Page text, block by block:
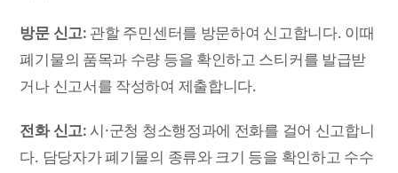
방문 신고: 관할 주민센터를 방문하여 신고합니다. 이때
폐기물의 품목과 수량 등을 확인하고 스티커를 발급받
거나 신고서를 작성하여 제출합니다.
전화 신고: 시·군청 청소행정과에 전화를 걸어 신고합니
다. 담당자가 폐기물의 종류와 크기 등을 확인하고 수수